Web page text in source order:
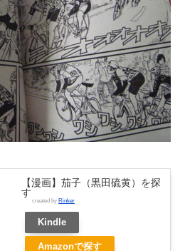
【漫画】茄子（黒田硫黄）を探
す
created by Rinker
Kindle
Amazonで探す